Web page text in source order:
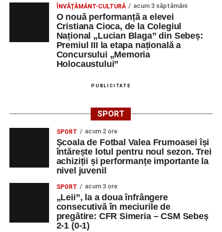
HIDROCENTRALE
DUPEX SRL
OPERATOR LA
MASINI-UNELTE
CU COMANDA
1 0258731066
rutier de
SĂNĂTATE FORTE
OPERATOR
INTRODUCERE,
VALIDARE SI
PRELUCRARE
DATE
1 0743515200
ȘEF BIROU
TEHNIC
1 0258731066
MALURA & RV SRL SECRETARA
ÎNVĂȚĂMÂNT-CULTURĂ acum 3 săptămâni
O nouă performanță a elevei
Cristiana Cioca, de la Colegiul
Național „Lucian Blaga” din Sebeș:
Premiul III la etapa națională a
Concursului „Memoria
Holocaustului”
PUBLICITATE
SPORT
SPORT acum 2 ore
Școala de Fotbal Valea Frumoasei își
întărește lotul pentru noul sezon. Trei
achiziții și performanțe importante la
nivel juvenil
SPORT acum 3 ore
„Leii”, la a doua înfrângere
consecutivă în meciurile de
pregătire: CFR Simeria – CSM Sebeș
2-1 (0-1)